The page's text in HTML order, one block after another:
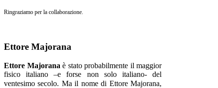
Ringraziamo per la collaborazione.
Ettore Majorana
Ettore Majorana è stato probabilmente il maggior
fisico italiano –e forse non solo italiano- del
ventesimo secolo. Ma il nome di Ettore Majorana,